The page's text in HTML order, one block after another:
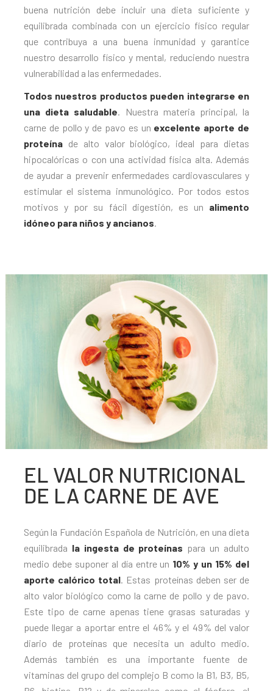
buena nutrición debe incluir una dieta suficiente y
equilibrada combinada con un ejercicio físico regular
que contribuya a una buena inmunidad y garantice
nuestro desarrollo físico y mental, reduciendo nuestra
vulnerabilidad a las enfermedades.
Todos nuestros productos pueden integrarse en
una dieta saludable. Nuestra materia principal, la
carne de pollo y de pavo es un excelente aporte de
proteínade alto valor biológico, ideal para dietas
hipocalóricas o con una actividad física alta. Además
de ayudar a prevenir enfermedades cardiovasculares y
estimular el sistema inmunológico. Por todos estos
motivos y por su fácil digestión, es un alimento
idóneo para niños y ancianos.
EL VALOR NUTRICIONAL
DE LA CARNE DE AVE
Según la Fundación Española de Nutrición, en una dieta
equilibrada la ingesta de proteínas para un adulto
medio debe suponer al día entre un 10% y un 15% del
aporte calórico total. Estas proteínas deben ser de
alto valor biológico como la carne de pollo y de pavo.
Este tipo de carne apenas tiene grasas saturadas y
puede llegar a aportar entre el 46% y el 49% del valor
diario de proteínas que necesita un adulto medio.
Además también es una importante fuente de
vitaminas del grupo del complejo B como la B1, B3, B5,